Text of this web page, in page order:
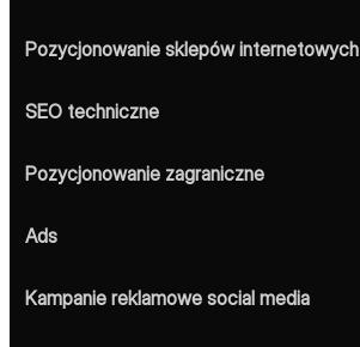
Pozycjonowanie sklepów internetowych
SEO techniczne
Pozycjonowanie zagraniczne
Ads
Kampanie reklamowe social media